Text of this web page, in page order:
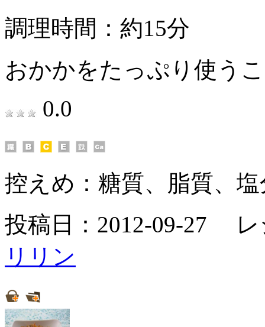
調理時間：約15分
おかかをたっぷり使う
0.0
控えめ： 糖質、脂質、
投稿日：2012-09-27
リリン